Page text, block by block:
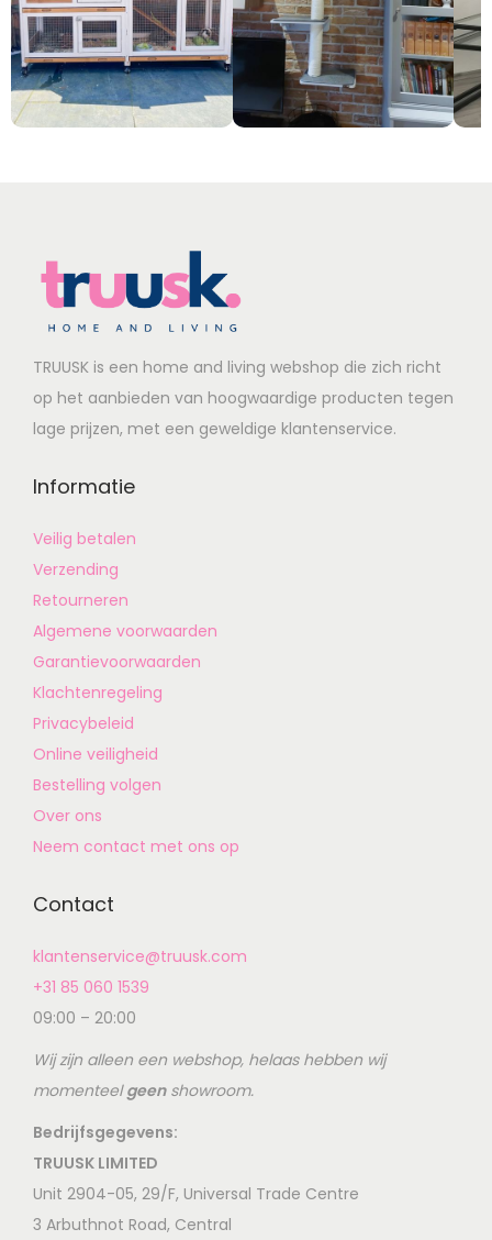
TRUUSK is een home and living webshop die zich richt
op het aanbieden van hoogwaardige producten tegen
lage prijzen, met een geweldige klantenservice.
Informatie
Veilig betalen
Verzending
Retourneren
Algemene voorwaarden
Garantievoorwaarden
Klachtenregeling
Privacybeleid
Online veiligheid
Bestelling volgen
Over ons
Neem contact met ons op
Contact
klantenservice@truusk.com
+31 85 060 1539
09:00 – 20:00
Wij zijn alleen een webshop, helaas hebben wij
momenteelgeenshowroom.
Bedrijfsgegevens:
TRUUSK LIMITED
Unit 2904-05, 29/F, Universal Trade Centre
3 Arbuthnot Road, Central